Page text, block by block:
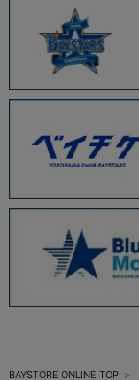
BAYSTORE ONLINE TOP